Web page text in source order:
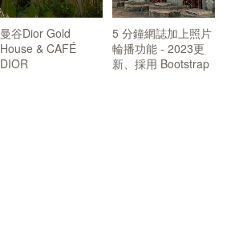
曼谷Dior Gold
House & CAFÉ
DIOR
5 分鐘網誌加上照片
輪播功能 - 2023更
新、採用 Bootstrap